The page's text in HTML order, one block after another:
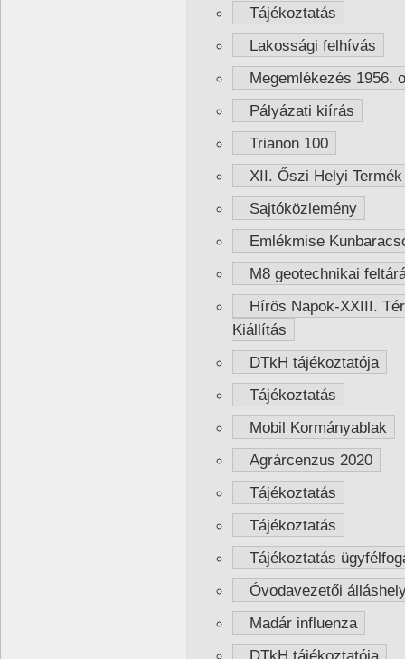
Tájékoztatás
Lakossági felhívás
Megemlékezés 1956.
Pályázati kiírás
Trianon 100
XII. Őszi Helyi
Sajtóközlemény
Emlékmise
M8 geotechnikai
Hírös Napok-XXIII.
Kiállítás
DTkH tájékoztatója
Tájékoztatás
Mobil Kormányablak
Agrárcenzus 2020
Tájékoztatás
Tájékoztatás
Tájékoztatás
Óvodavezetői
Madár influenza
DTkH tájékoztatója